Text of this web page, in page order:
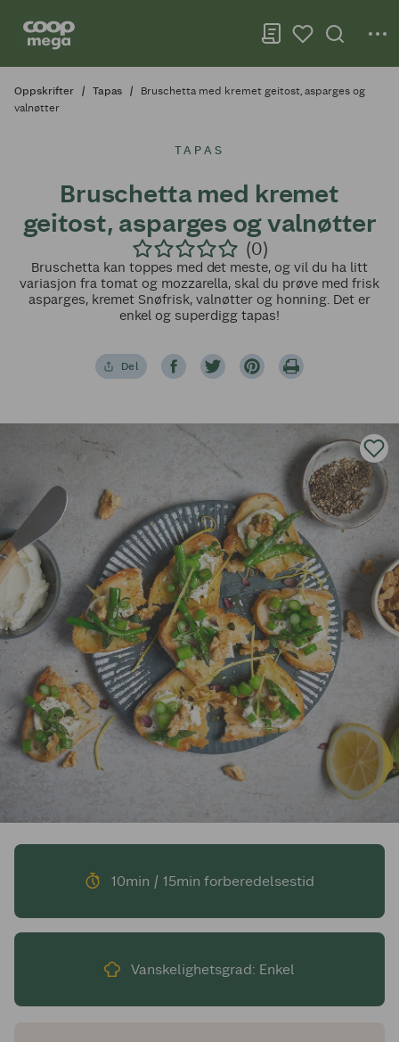
Oppskrifter Tapas
Bruschetta med kremet geitost, asparges og
valnøtter
TAPAS
Bruschetta med kremet
geitost, asparges og valnøtter
(0)
Bruschetta kan toppes med det meste, og vil du ha litt
variasjon fra tomat og mozzarella, skal du prøve med frisk
asparges, kremet Snøfrisk, valnøtter og honning. Det er
enkel og superdigg tapas!
Del
10min / 15min forberedelsestid
Vanskelighetsgrad: Enkel